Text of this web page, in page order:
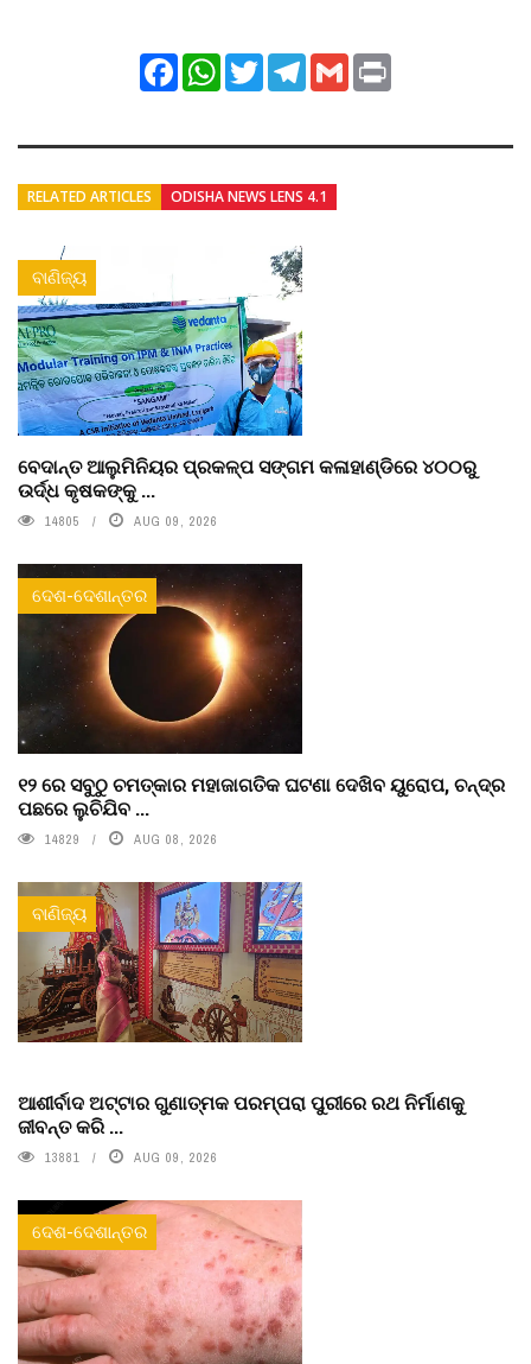
FacebookWhatsApp
TwitterTelegram
Gmail
RELATED ARTICLES ODISHA NEWS LENS 4.1
ବାଣିଜ୍ୟ
ବେଦାନ୍ତ ଆଲୁମିନିୟର ପ୍ରକଳ୍ପ ସଙ୍ଗମ କଳାହାଣ୍ଡିରେ ୪୦୦ରୁ
ଉର୍ଦ୍ଧ କୃଷକଙ୍କୁ ...
14805 AUG 09, 2026
ଦେଶ-ଦେଶାନ୍ତର
୧୨ ରେ ସବୁଠୁ ଚମତ୍କାର ମହାଜାଗତିକ ଘଟଣା ଦେଖିବ ୟୁରୋପ, ଚନ୍ଦ୍ର
ପଛରେ ଲୁଚିଯିବ ...
14829 AUG 08, 2026
ବାଣିଜ୍ୟ
ଆଶୀର୍ବାଦ ଅଟ୍ଟାର ଗୁଣାତ୍ମକ ପରମ୍ପରା ପୁରୀରେ ରଥ ନିର୍ମାଣକୁ
ଜୀବନ୍ତ କରି ...
13881 AUG 09, 2026
ଦେଶ-ଦେଶାନ୍ତର